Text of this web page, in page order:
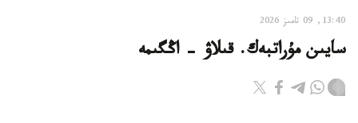
13:40, 09 تامىز 2026
سايىن مۇراتبەك. قىلاۋ - اڭگىمە